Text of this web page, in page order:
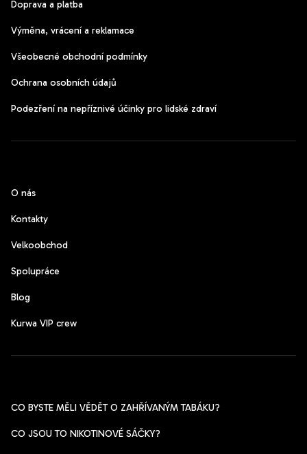
Doprava a platba
Výměna, vrácení a reklamace
Všeobecné obchodní podmínky
Ochrana osobních údajů
Podezření na nepříznivé účinky pro lidské zdraví
O nás
Kontakty
Velkoobchod
Spolupráce
Blog
Kurwa VIP crew
CO BYSTE MĚLI VĚDĚT O ZAHŘÍVANÝM TABÁKU?
CO JSOU TO NIKOTINOVÉ SÁČKY?